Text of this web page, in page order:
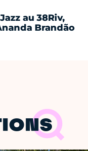
au 38Riv,
Brandão